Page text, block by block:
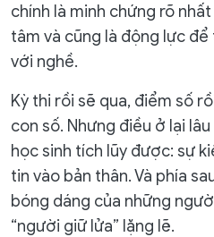
chính là minh chứng rõ
tâm và cũng là động lực
với nghề.
Kỳ thi rồi sẽ qua, điểm số
con số. Nhưng điều ở lại
học sinh tích lũy được: sự
tin vào bản thân. Và phía
bóng dáng của những
“người giữ lửa” lặng lẽ.